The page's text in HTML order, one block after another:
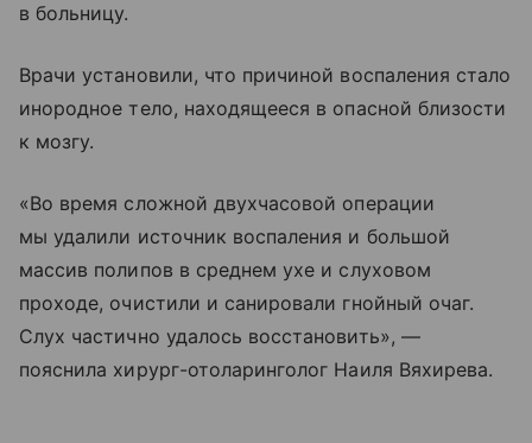
в больницу.
Врачи установили, что причиной воспаления стало
инородное тело, находящееся в опасной близости
к мозгу.
«Во время сложной двухчасовой операции
мы удалили источник воспаления и большой
массив полипов в среднем ухе и слуховом
проходе, очистили и санировали гнойный очаг.
Слух частично удалось восстановить», —
пояснила хирург-отоларинголог Наиля Вяхирева.